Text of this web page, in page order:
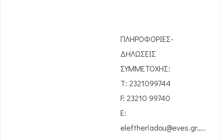
ΠΛΗΡΟΦΟΡΙΕΣ-
ΔΗΛΩΣΕΙΣ
ΣΥΜΜΕΤΟΧΗΣ:
Τ: 2321099744
F: 23210 99740
E:
eleftheriadou@eves.gr…..